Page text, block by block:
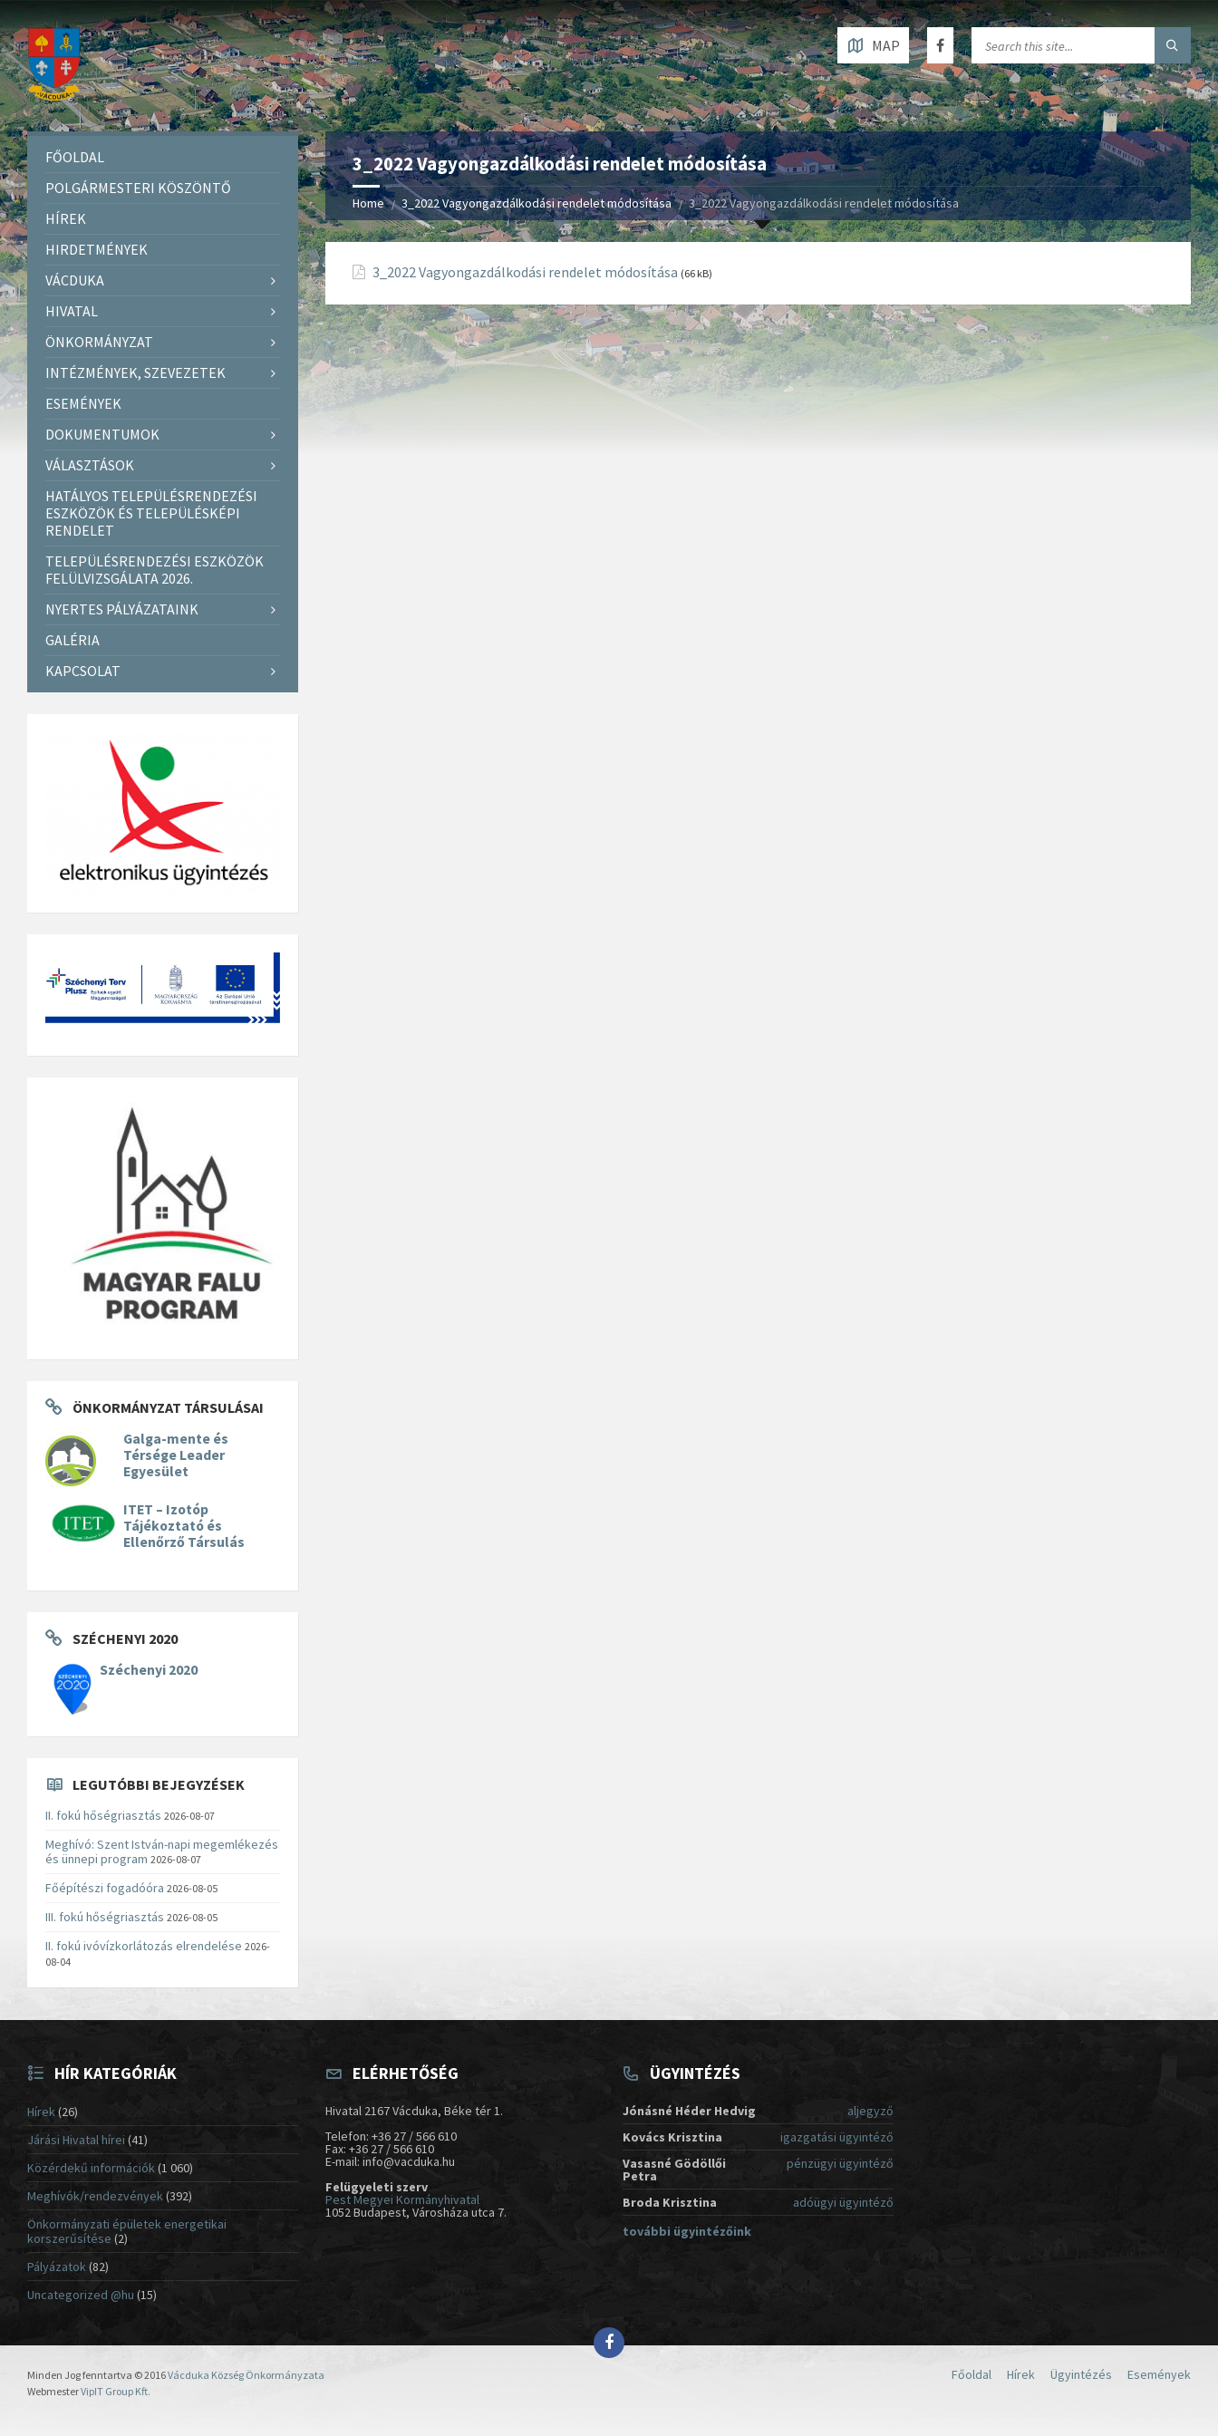
MAP
3_2022 Vagyongazdálkodási rendelet módosítása
Home 3_2022 Vagyongazdálkodási rendelet módosítása 3_2022 Vagyongazdálkodási rendelet módosítása
3_2022 Vagyongazdálkodási rendelet módosítása (66 kB)
FŐOLDAL
POLGÁRMESTERI KÖSZÖNTŐ
HÍREK
HIRDETMÉNYEK
VÁCDUKA
HIVATAL
ÖNKORMÁNYZAT
INTÉZMÉNYEK, SZEVEZETEK
ESEMÉNYEK
DOKUMENTUMOK
VÁLASZTÁSOK
HATÁLYOS TELEPÜLÉSRENDEZÉSI
ESZKÖZÖK ÉS TELEPÜLÉSKÉPI
RENDELET
TELEPÜLÉSRENDEZÉSI ESZKÖZÖK
FELÜLVIZSGÁLATA 2026.
NYERTES PÁLYÁZATAINK
GALÉRIA
KAPCSOLAT
ÖNKORMÁNYZAT TÁRSULÁSAI
Galga-mente és
Térsége Leader
Egyesület
ITET – Izotóp
Tájékoztató és
Ellenőrző Társulás
SZÉCHENYI 2020
Széchenyi 2020
LEGUTÓBBI BEJEGYZÉSEK
II. fokú hőségriasztás 2026-08-07
Meghívó: Szent István-napi megemlékezés
és ünnepi program 2026-08-07
Főépítészi fogadóóra 2026-08-05
III. fokú hőségriasztás 2026-08-05
II. fokú ivóvízkorlátozás elrendelése 2026-
08-04
HÍR KATEGÓRIÁK
Hírek (26)
Járási Hivatal hírei (41)
Közérdekű információk(1 060)
Meghívók/rendezvények(392)
Önkormányzati épületek energetikai
korszerűsítése (2)
Pályázatok(82)
Uncategorized @hu (15)
ELÉRHETŐSÉG
Hivatal 2167 Vácduka, Béke tér 1.
Telefon: +36 27 / 566 610
Fax: +36 27 / 566 610
E-mail: info@vacduka.hu
Felügyeleti szerv
Pest Megyei Kormányhivatal
1052 Budapest, Városháza utca 7.
ÜGYINTÉZÉS
Jónásné Héder Hedvig
aljegyző
Kovács Krisztina
igazgatási ügyintéző
Vasasné Gödöllői
Petra
pénzügyi ügyintéző
Broda Krisztina
adóügyi ügyintéző
további ügyintézőink
Főoldal Hírek Ügyintézés Események
Minden Jog fenntartva © 2016Vácduka Község Önkormányzata
WebmesterVipIT Group Kft.